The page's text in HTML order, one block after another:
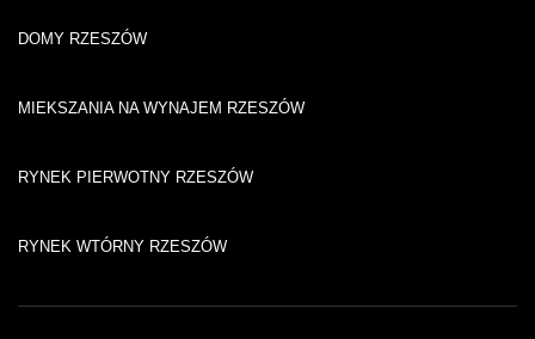
DOMY RZESZÓW
MIEKSZANIA NA WYNAJEM RZESZÓW
RYNEK PIERWOTNY RZESZÓW
RYNEK WTÓRNY RZESZÓW